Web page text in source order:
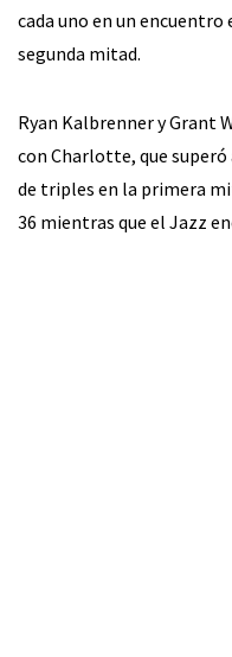
cada uno en un
segunda mitad.
Ryan Kalbrenner y Grant
con Charlotte, que
de triples en la primera
36 mientras que el Jazz